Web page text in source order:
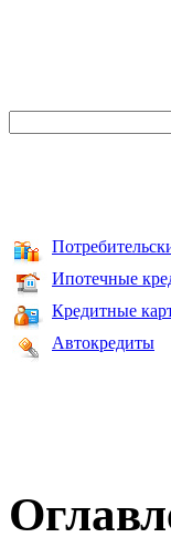
Ипотечные
Кредитные
Автокредиты